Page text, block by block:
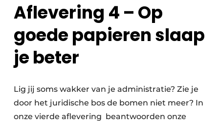
Aflevering 4 – Op
goede papieren slaap
je beter
Lig jij soms wakker van je administratie? Zie je
door het juridische bos de bomen niet meer? In
onze vierde aflevering beantwoorden onze